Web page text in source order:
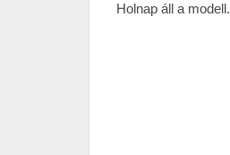
Holnap áll a modell.